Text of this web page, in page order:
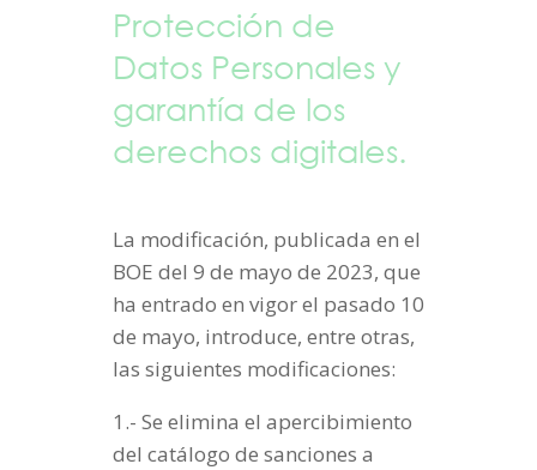
Protección de
Datos Personales y
garantía de los
derechos digitales.
La modificación, publicada en el
BOE del 9 de mayo de 2023, que
ha entrado en vigor el pasado 10
de mayo, introduce, entre otras,
las siguientes modificaciones:
1.- Se elimina el apercibimiento
del catálogo de sanciones a